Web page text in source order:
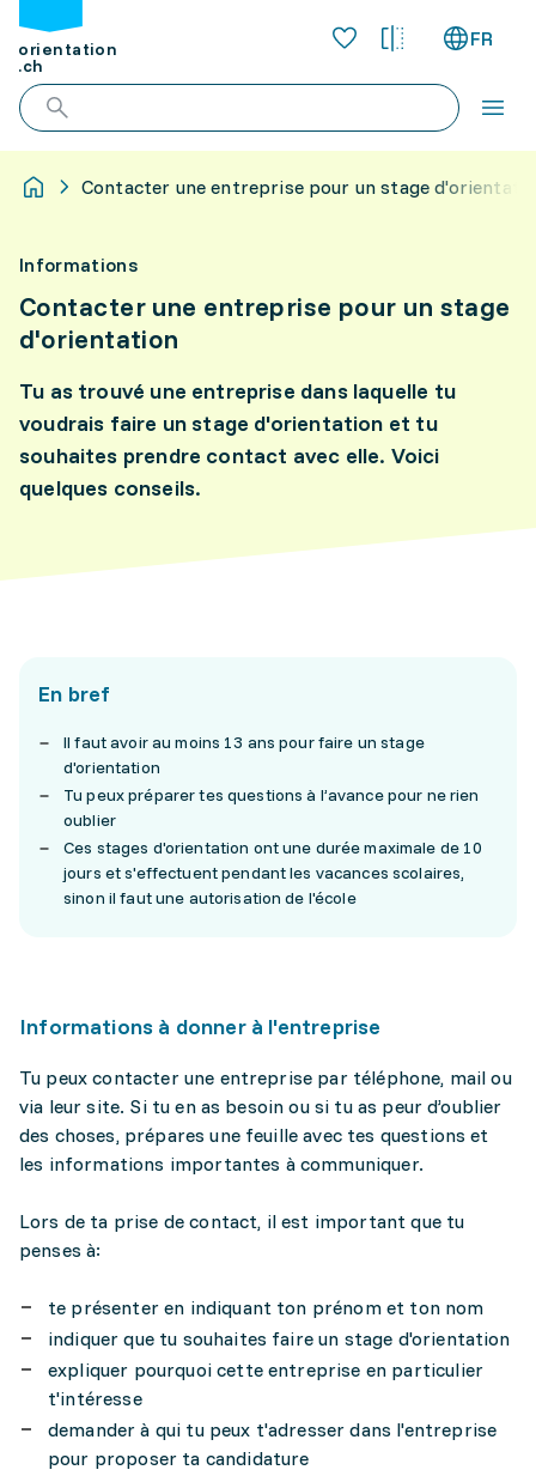
orientation
.ch
FR
Contacter une entreprise pour un stage
Informations
Contacter une entreprise pour un stage
d'orientation
Tu as trouvé une entreprise dans laquelle tu
voudrais faire un stage d'orientation et tu
souhaites prendre contact avec elle. Voici
quelques conseils.
En bref
Il faut avoir au moins 13 ans pour faire un stage
d'orientation
Tu peux préparer tes questions à l’avance pour ne rien
oublier
Ces stages d'orientation ont une durée maximale de 10
jours et s'effectuent pendant les vacances scolaires,
sinon il faut une autorisation de l'école
Informations à donner à l'entreprise
Tu peux contacter une entreprise par téléphone, mail ou
via leur site. Si tu en as besoin ou si tu as peur d’oublier
des choses, prépares une feuille avec tes questions et
les informations importantes à communiquer.
Lors de ta prise de contact, il est important que tu
penses à:
te présenter en indiquant ton prénom et ton nom
indiquer que tu souhaites faire un stage d'orientation
expliquer pourquoi cette entreprise en particulier
t'intéresse
demander à qui tu peux t'adresser dans l'entreprise
pour proposer ta candidature